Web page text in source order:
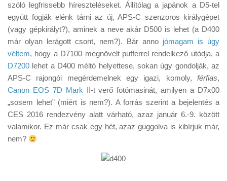
Érdekességek
Helyszíni Riport
E-BB
szóló legfrissebb híreszteléseket. Állítólag a japánok a D5-tel
együtt fogják elénk tárni az új, APS-C szenzoros királygépet
(vagy gépkirályt?), aminek a neve akár D500 is lehet (a D400
már olyan lerágott csont, nem?). Bár anno jómagam is úgy
véltem, hogy a D7100 megnövelt pufferrel rendelkező utódja, a
D7200 lehet a D400 méltó helyettese, sokan úgy gondolják, az
APS-C rajongói megérdemelnek egy igazi, komoly, férfias,
Canon EOS 7D Mark II-t verő fotómasinát, amilyen a D7x00
„sosem lehet” (miért is nem?). A forrás szerint a bejelentés a
CES 2016 rendezvény alatt várható, azaz január 6.-9. között
valamikor. Ez már csak egy hét, azaz guggolva is kibírjuk már,
nem?